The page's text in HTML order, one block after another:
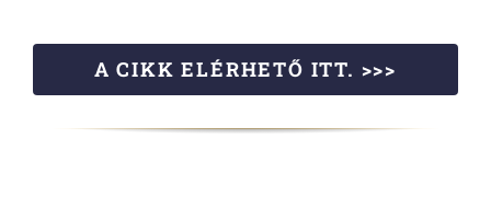
A CIKK ELÉRHETŐ ITT. >>>